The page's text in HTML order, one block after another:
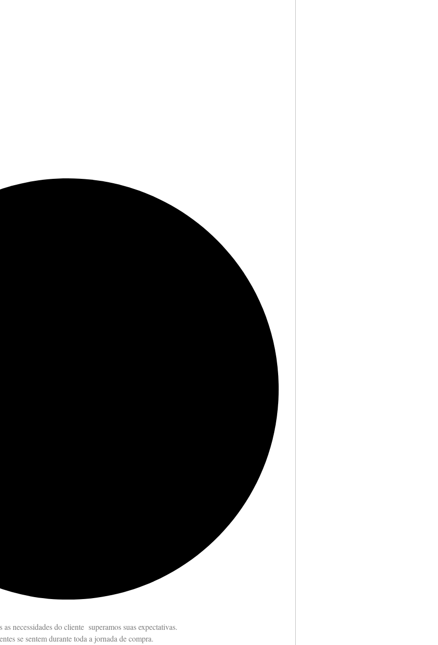
as necessidades do cliente superamos suas expectativas.
se sentem durante toda a jornada de compra.